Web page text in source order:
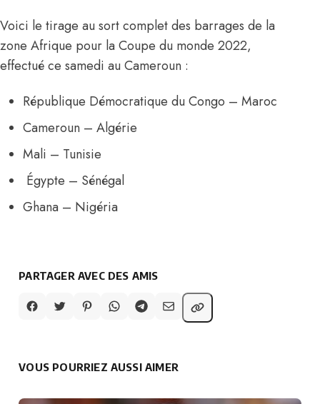
Voici le tirage au sort complet des barrages de la
zone Afrique pour la Coupe du monde 2022,
effectué ce samedi au Cameroun :
République Démocratique du Congo – Maroc
Cameroun – Algérie
Mali – Tunisie
Égypte – Sénégal
Ghana – Nigéria
PARTAGER AVEC DES AMIS
VOUS POURRIEZ AUSSI AIMER